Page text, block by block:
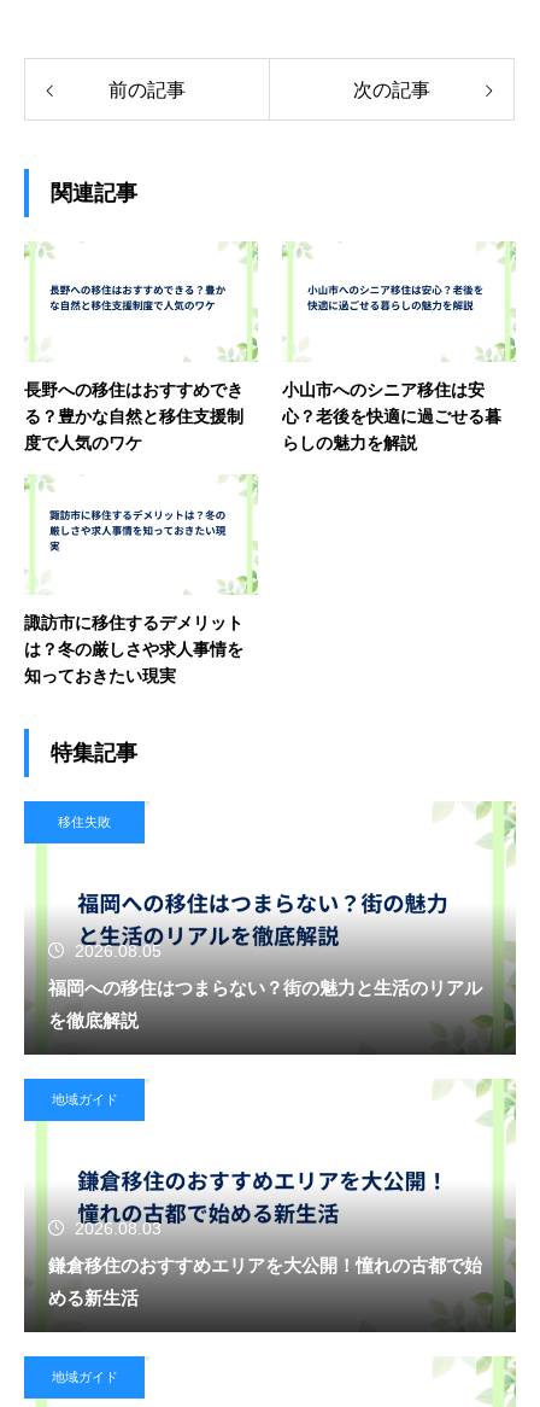
前の記事 次の記事
関連記事
長野への移住はおすすめでき
る？豊かな自然と移住支援制
度で人気のワケ
小山市へのシニア移住は安
心？老後を快適に過ごせる暮
らしの魅力を解説
諏訪市に移住するデメリット
は？冬の厳しさや求人事情を
知っておきたい現実
特集記事
移住失敗
2026.08.05
福岡への移住はつまらない？街の魅力と生活のリアル
を徹底解説
地域ガイド
2026.08.03
鎌倉移住のおすすめエリアを大公開！憧れの古都で始
める新生活
地域ガイド